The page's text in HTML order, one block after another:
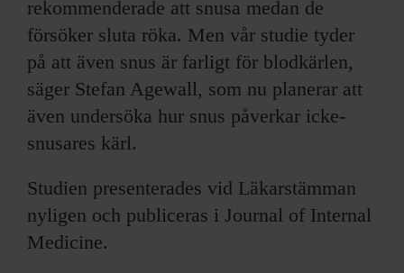
rekommenderade att snusa medan de
försöker sluta röka. Men vår studie tyder
på att även snus är farligt för blodkärlen,
säger Stefan Agewall, som nu planerar att
även undersöka hur snus påverkar icke-
snusares kärl.
Studien presenterades vid Läkarstämman
nyligen och publiceras i Journal of Internal
Medicine.